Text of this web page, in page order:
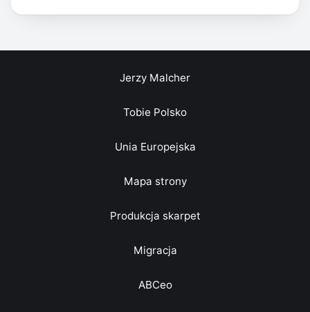
Jerzy Malcher
Tobie Polsko
Unia Europejska
Mapa strony
Produkcja skarpet
Migracja
ABCeo